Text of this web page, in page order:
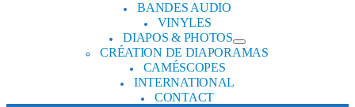
BANDES AUDIO
VINYLES
DIAPOS & PHOTOS
CRÉATION DE DIAPORAMAS
CAMÉSCOPES
INTERNATIONAL
CONTACT